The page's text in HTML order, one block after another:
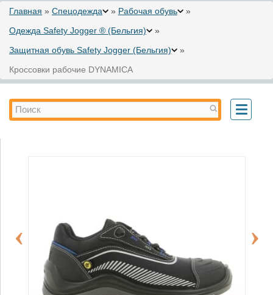
Вы здесь
Главная » Спецодежда » Рабочая обувь
»
Одежда Safety Jogger ® (Бельгия)
»
Защитная обувь Safety Jogger (Бельгия)
»
Кроссовки рабочие DYNAMICA
Форма поиска
Поиск
Toggle